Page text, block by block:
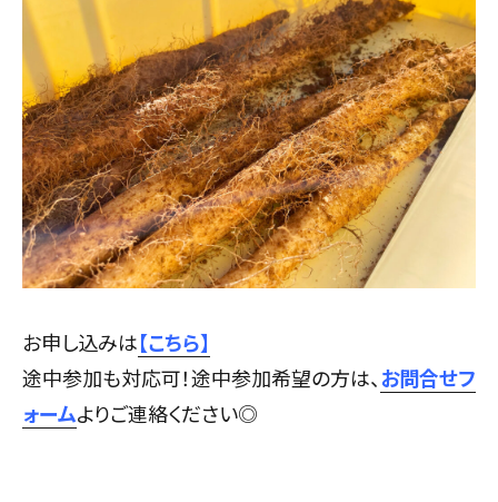
お申し込みは【こちら】
途中参加も対応可！途中参加希望の方は、お問合せフ
ォームよりご連絡ください◎